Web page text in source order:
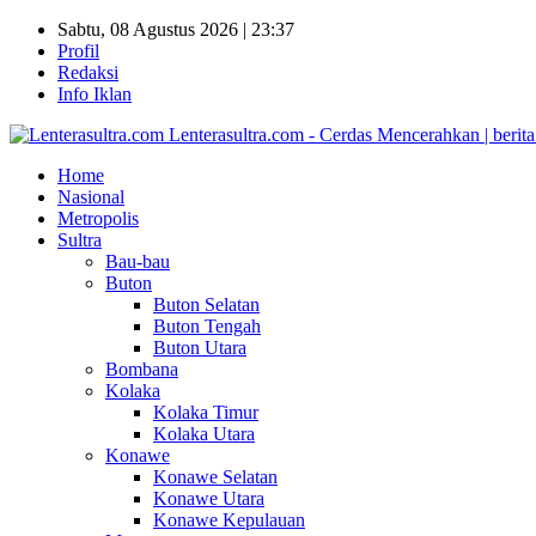
Sabtu, 08 Agustus 2026 | 23:37
Profil
Redaksi
Info Iklan
Lenterasultra.com - Cerdas Mencerahkan |
Home
Nasional
Metropolis
Sultra
Bau-bau
Buton
Buton Selatan
Buton Tengah
Buton Utara
Bombana
Kolaka
Kolaka Timur
Kolaka Utara
Konawe
Konawe Selatan
Konawe Utara
Konawe Kepulauan